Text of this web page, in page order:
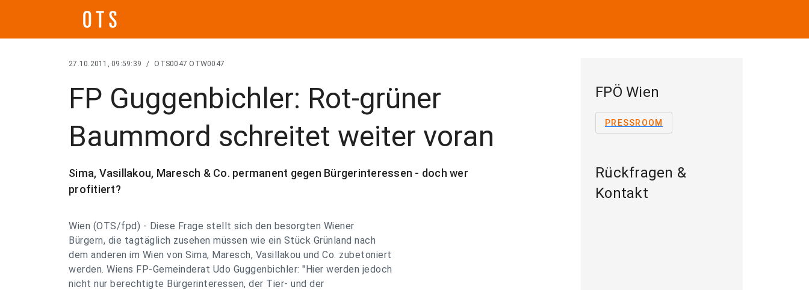
27.10.2011, 09:59:39 / OTS0047 OTW0047
FP Guggenbichler: Rot-grüner
Baummord schreitet weiter voran
Sima, Vasillakou, Maresch & Co. permanent gegen Bürgerinteressen - doch wer
profitiert?
Wien (OTS/fpd) - Diese Frage stellt sich den besorgten Wiener
Bürgern, die tagtäglich zusehen müssen wie ein Stück Grünland nach
dem anderen im Wien von Sima, Maresch, Vasillakou und Co. zubetoniert
werden. Wiens FP-Gemeinderat Udo Guggenbichler: "Hier werden jedoch
nicht nur berechtigte Bürgerinteressen, der Tier- und der
FPÖ Wien
PRESSROOM
Rückfragen &
Kontakt